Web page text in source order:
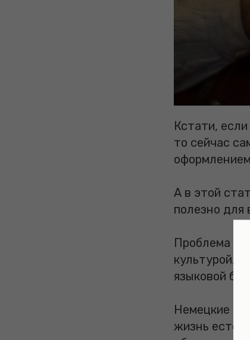
Кстати,
то сейчас
А в этой
полезно для
Проблема в
культурой.
языковой
Немецкие
жизнь